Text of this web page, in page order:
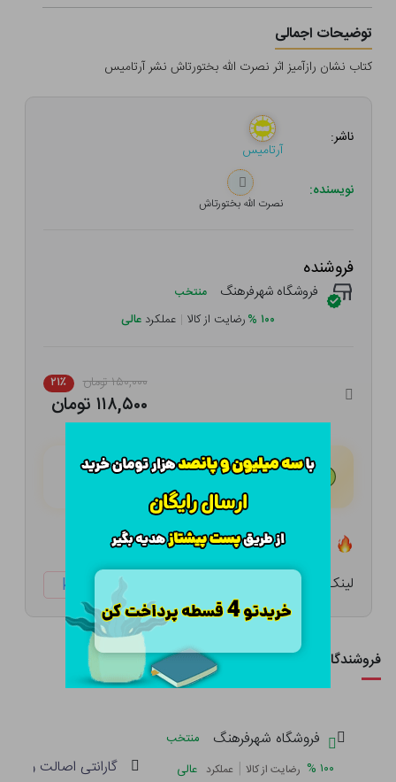
توضیحات اجمالی
کتاب نشان رازآمیز اثر نصرت الله بختورتاش نشر آرتامیس
ناشر:
آرتامیس
نویسنده:
نصرت الله بختورتاش
فروشنده
فروشگاه شهرفرهنگ منتخب
۱۰۰ %رضایت از کالا | عملکرد عالی
۱۵۰,۰۰۰ تومان ۲۱٪
۱۱۸,۵۰۰ تومان
هـر قسط با تــرب‌پــی:۲۹,۶۲۵ تومان
لینک کوتاه: ketabtala.com/sbp-33215
فروشندگان این کالا
فروشگاه شهرفرهنگ
منتخب
۱۰۰ % رضایت از کالا | عملکرد عالی گارانتی اصالت و